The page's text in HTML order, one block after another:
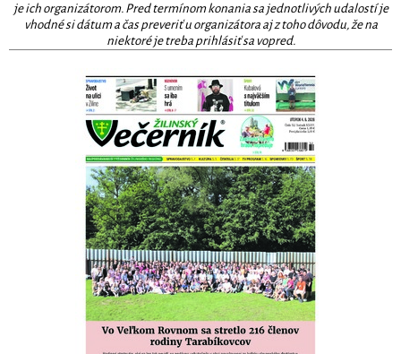
je ich organizátorom. Pred termínom konania sa jednotlivých udalostí je
vhodné si dátum a čas preveriť u organizátora aj z toho dôvodu, že na
niektoré je treba prihlásiť sa vopred.